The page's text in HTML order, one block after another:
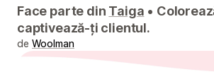
Face parte din Taiga •
captivează-ți clientul.
de Woolman